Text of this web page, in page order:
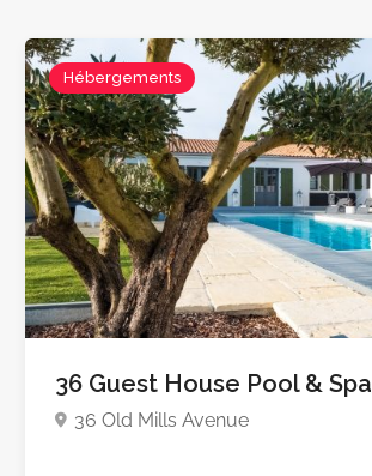
Hébergements
36 Guest House Pool & Spa
36 Old Mills Avenue